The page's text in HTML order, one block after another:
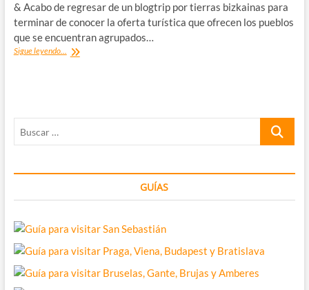
& Acabo de regresar de un blogtrip por tierras bizkainas para
terminar de conocer la oferta turística que ofrecen los pueblos
que se encuentran agrupados…
Sigue leyendo... Fin
Buscar
GUÍAS